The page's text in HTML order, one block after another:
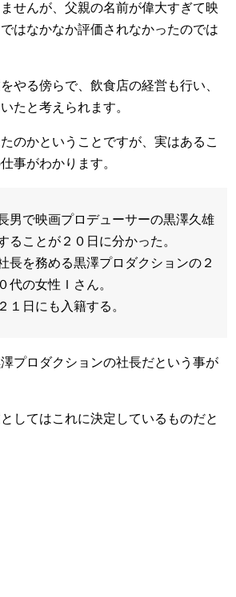
せんが、父親の名前が偉大すぎて映
はなかなか評価されなかったのでは
やる傍らで、飲食店の経営も行い、
たと考えられます。
のかということですが、実はあるこ
事がわかります。
男で映画プロデューサーの黒澤久雄
ることが２０日に分かった。
長を務める黒澤プロダクションの２
代の女性Ｉさん。
１日にも入籍する。
プロダクションの社長だという事が
してはこれに決定しているものだと